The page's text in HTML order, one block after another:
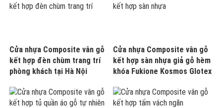
Cửa nhựa Composite vân gỗ
kết hợp đèn chùm trang trí
phòng khách tại Hà Nội
Cửa nhựa Composite vân gỗ
kết hợp sàn nhựa giả gỗ hèm
khóa Fukione Kosmos Glotex